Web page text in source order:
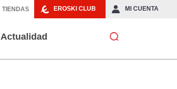
EROSKI CLUB MI CUENTA
TIENDAS
Actualidad